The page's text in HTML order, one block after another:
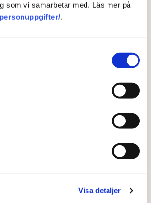
som vi samarbetar med. Läs mer på
.
Visa detaljer
fallet handlar det alltså om en kostnad
vad elen kommer att kosta om
enligt Finansdepartementets ”bästa
någonstans mellan 2 och 7 miljarder
tänkt att gälla skulle notan landa på
alltså uppe i totalt 880
avser lån och 400